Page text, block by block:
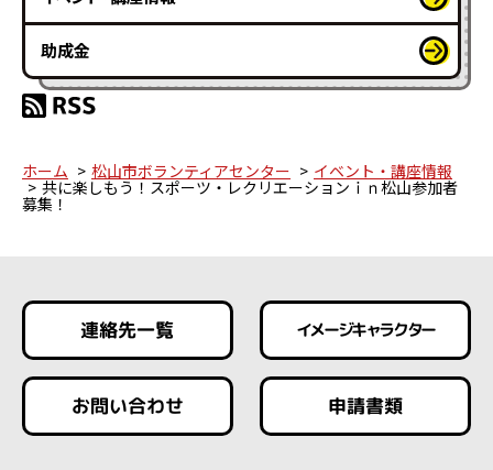
助成金
ホーム 松山市ボランティアセンター イベント・講座情報
共に楽しもう！スポーツ・レクリエーションｉｎ松山参加者
募集！
連絡先一覧 イメージキャラクター
お問い合わせ 申請書類